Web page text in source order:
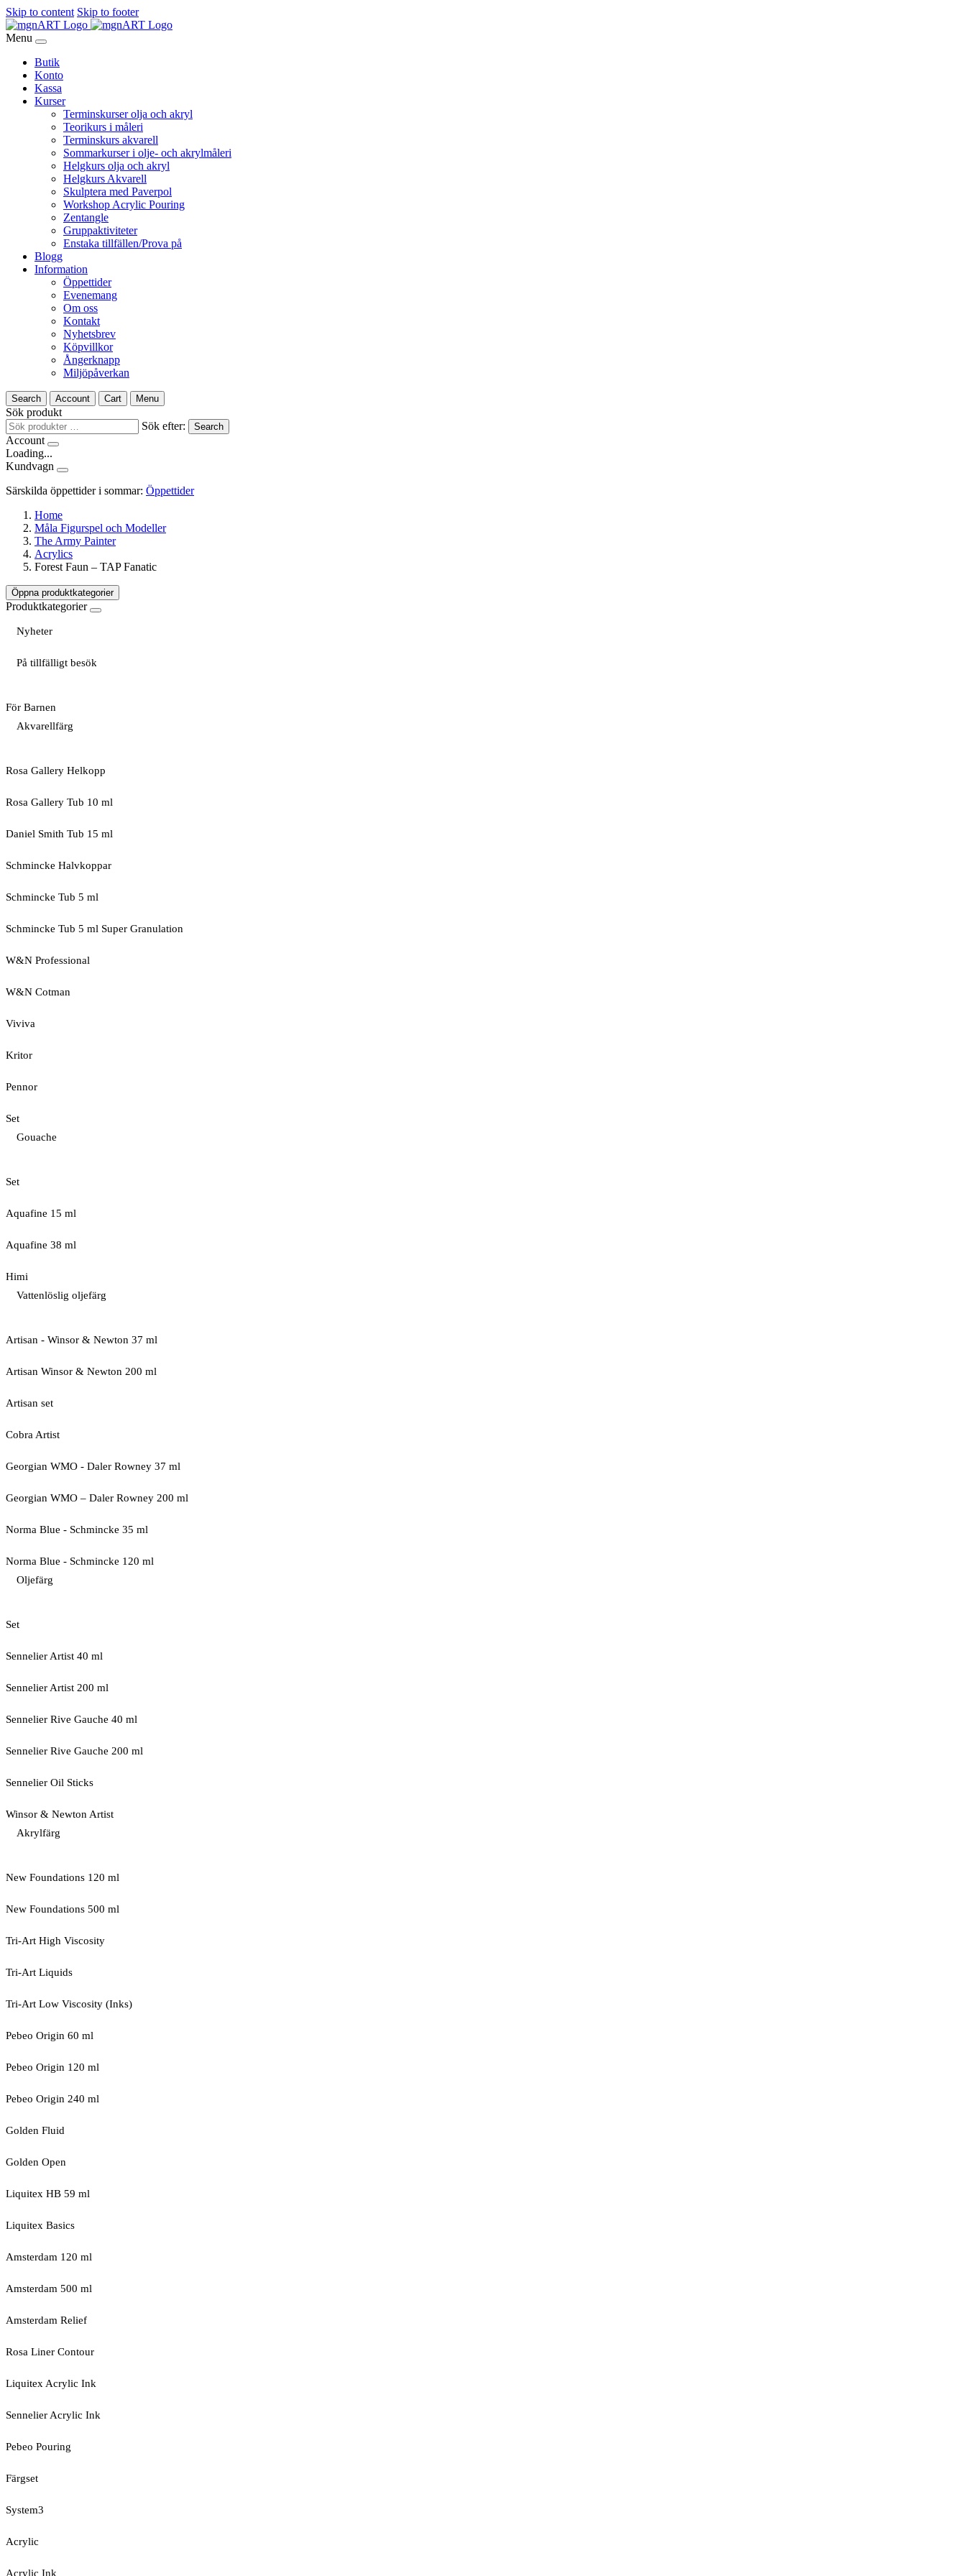
Skip to content Skip to footer
Menu
Butik
Konto
Kassa
Kurser
Terminskurser olja och akryl
Teorikurs i måleri
Terminskurs akvarell
Sommarkurser i olje- och akrylmåleri
Helgkurs olja och akryl
Helgkurs Akvarell
Skulptera med Paverpol
Workshop Acrylic Pouring
Zentangle
Gruppaktiviteter
Enstaka tillfällen/Prova på
Blogg
Information
Öppettider
Evenemang
Om oss
Kontakt
Nyhetsbrev
Köpvillkor
Ångerknapp
Miljöpåverkan
Search Account Cart Menu
Sök produkt
Sök efter:
Search
Account
Loading...
Kundvagn
Särskilda öppettider i sommar: Öppettider
Home
Måla Figurspel och Modeller
The Army Painter
Acrylics
Forest Faun – TAP Fanatic
Öppna produktkategorier
Produktkategorier
Nyheter
På tillfälligt besök
För Barnen
Akvarellfärg
Rosa Gallery Helkopp
Rosa Gallery Tub 10 ml
Daniel Smith Tub 15 ml
Schmincke Halvkoppar
Schmincke Tub 5 ml
Schmincke Tub 5 ml Super Granulation
W&N Professional
W&N Cotman
Viviva
Kritor
Pennor
Set
Gouache
Set
Aquafine 15 ml
Aquafine 38 ml
Himi
Vattenlöslig oljefärg
Artisan - Winsor & Newton 37 ml
Artisan Winsor & Newton 200 ml
Artisan set
Cobra Artist
Georgian WMO - Daler Rowney 37 ml
Georgian WMO – Daler Rowney 200 ml
Norma Blue - Schmincke 35 ml
Norma Blue - Schmincke 120 ml
Oljefärg
Set
Sennelier Artist 40 ml
Sennelier Artist 200 ml
Sennelier Rive Gauche 40 ml
Sennelier Rive Gauche 200 ml
Sennelier Oil Sticks
Winsor & Newton Artist
Akrylfärg
New Foundations 120 ml
New Foundations 500 ml
Tri-Art High Viscosity
Tri-Art Liquids
Tri-Art Low Viscosity (Inks)
Pebeo Origin 60 ml
Pebeo Origin 120 ml
Pebeo Origin 240 ml
Golden Fluid
Golden Open
Liquitex HB 59 ml
Liquitex Basics
Amsterdam 120 ml
Amsterdam 500 ml
Amsterdam Relief
Rosa Liner Contour
Liquitex Acrylic Ink
Sennelier Acrylic Ink
Pebeo Pouring
Färgset
System3
Acrylic
Acrylic Ink